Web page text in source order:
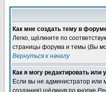
Как мне создать тему в
Легко, щёлкните по
страницы форума и темы (Вы
Вернуться к началу
Как я могу редактировать
Если вы не администратор или
создания) щёлкнув по кнопке